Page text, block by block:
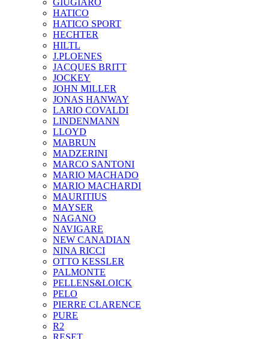
HATICO
HATICO SPORT
HECHTER
HILTL
J.PLOENES
JAСQUES BRITT
JOCKEY
JOHN MILLER
JONAS HANWAY
LARIO COVALDI
LINDENMANN
LLOYD
MABRUN
MADZERINI
MARCO SANTONI
MARIO MACHADO
MARIO MACHARDI
MAURITIUS
MAYSER
NAGANO
NAVIGARE
NEW CANADIAN
NINA RICCI
OTTO KESSLER
PALMONTE
PELLENS&LOICK
PELO
PIERRE CLARENCE
PURE
R2
RESET